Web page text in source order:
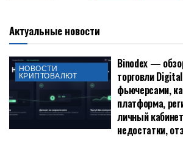
Актуальные новости
НОВОСТИ
КРИПТОВАЛЮТ
Binodex —
торговли
фьючерсами,
платформа,
личный
недостатки,